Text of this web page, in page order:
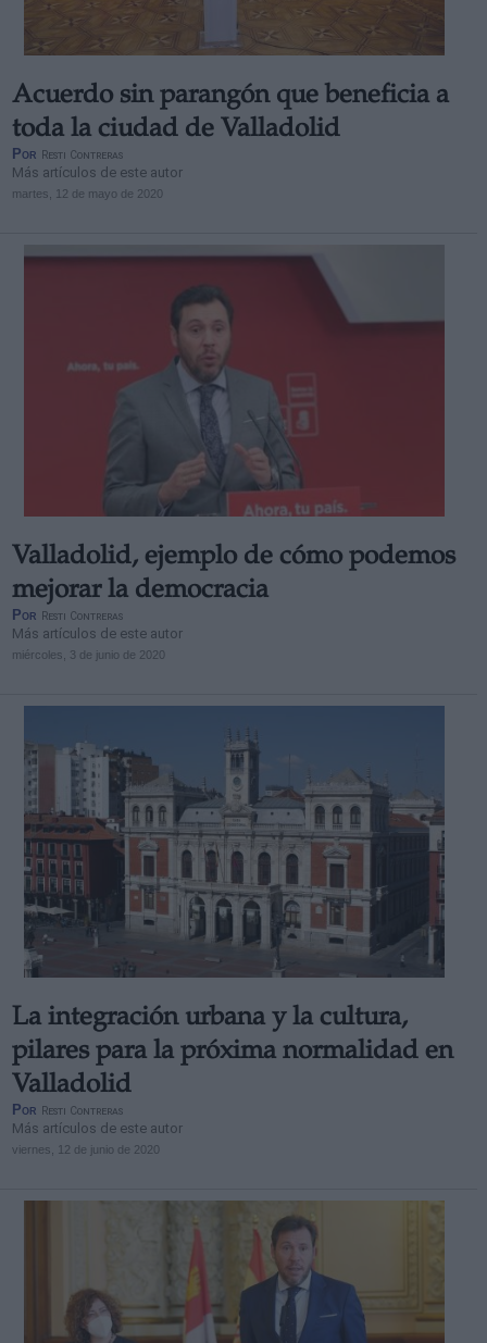
Acuerdo sin parangón que beneficia a
toda la ciudad de Valladolid
Por Resti Contreras
Más artículos de este autor
martes, 12 de mayo de 2020
Valladolid, ejemplo de cómo podemos
mejorar la democracia
Por Resti Contreras
Más artículos de este autor
miércoles, 3 de junio de 2020
La integración urbana y la cultura,
pilares para la próxima normalidad en
Valladolid
Por Resti Contreras
Más artículos de este autor
viernes, 12 de junio de 2020